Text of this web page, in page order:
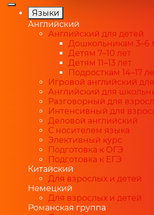
Языки
Английский
Английский для детей
Дошкольникам 3–6
Детям 7–10 лет
Детям 11–13 лет
Подросткам 14–17
Игровой английский
Английский для
Разговорный для
Интенсивный для
Деловой английский
С носителем языка
Элективный курс
Подготовка к ОГЭ
Подготовка к ЕГЭ
Китайский
Для взрослых и детей
Немецкий
Для взрослых и детей
Романская группа